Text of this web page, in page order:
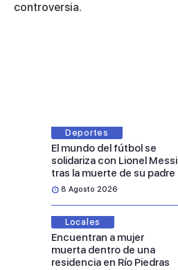
controversia.
Deportes
El mundo del fútbol se
solidariza con Lionel Messi
tras la muerte de su padre
8 Agosto 2026
Locales
Encuentran a mujer
muerta dentro de una
residencia en Río Piedras